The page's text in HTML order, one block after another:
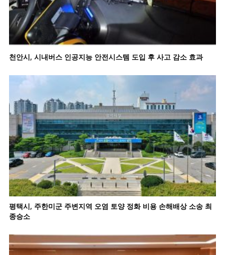
천안시, 시내버스 인공지능 안전시스템 도입 후 사고 감소 효과
평택시, 주한미군 주변지역 오염 토양 정화 비용 손해배상 소송 최
종승소